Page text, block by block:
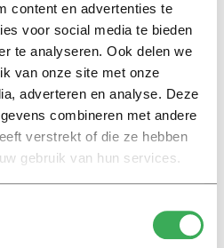
content en advertenties te
voor social media te bieden
te analyseren. Ook delen we
van onze site met onze
adverteren en analyse. Deze
combineren met andere
verstrekt of die ze hebben
gebruik van hun services.
van Leeuwen studeert
niet-aangeboren
‘Ik ben zes keer
begonnen’
2025